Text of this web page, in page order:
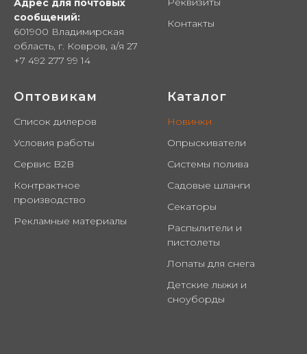
сообщений:
601900 Владимирская
область, г. Ковров, а/я 27
+7 492 277 99 14
Контакты
Оптовикам
Список дилеров
Условия работы
Сервис B2B
Контрактное
производство
Рекламные материалы
Каталог
Новинки
Опрыскиватели
Системы полива
Садовые шланги
Секаторы
Распылители и
пистолеты
Лопаты для снега
Детские лыжи и
сноуборды